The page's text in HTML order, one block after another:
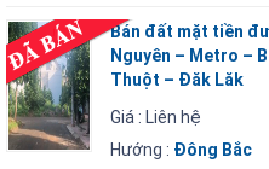
Bán đất mặt tiền
Nguyên – Metro –
Thuột – Đăk Lăk
Giá : Liên hệ
Hướng : Đông Bắc